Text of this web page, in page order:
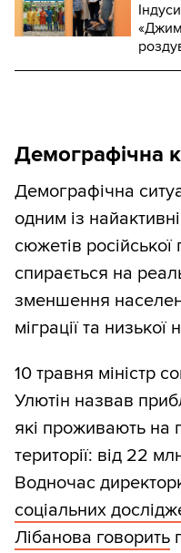
Демографічна
Демографічна
одним із
сюжетів
спирається на
зменшення
міграції та
10 травня міністр
Улютін назвав
які проживають на
території: від 22
Водночас
соціальних
Лібанова говорить